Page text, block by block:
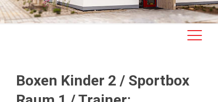
Boxen Kinder 2 / Sportbox